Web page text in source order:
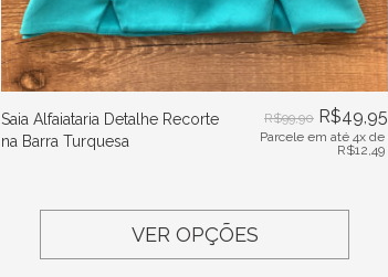
Saia Alfaiataria Detalhe Recorte
na Barra Turquesa
R$99,90 R$49,95
Parcele em até 4x de
R$12,49
VER OPÇÕES